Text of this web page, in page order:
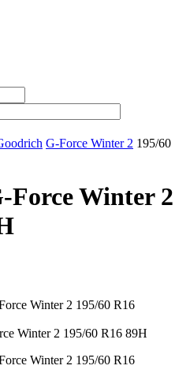
G-Force Winter 2 195/60
Force Winter 2
Winter 2 195/60 R16 89H